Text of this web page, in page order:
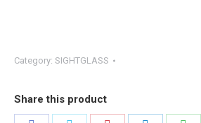
Category: SIGHTGLASS
Share this product